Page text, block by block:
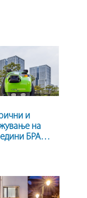
и
на
БРАКО